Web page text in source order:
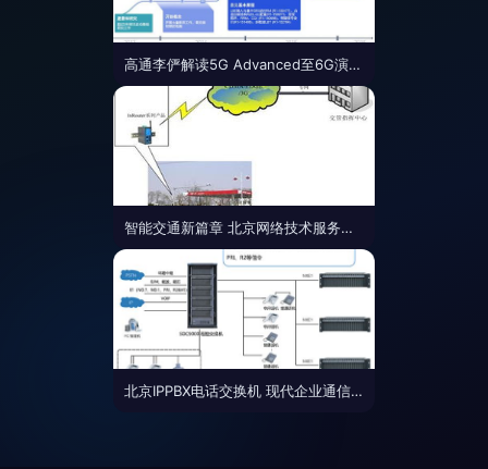
高通李俨解读5G Advanced至6G演进 面向未来的网络技术路线图
智能交通新篇章 北京网络技术服务赋能电子警察抓拍系统
北京IPPBX电话交换机 现代企业通信的核心解决方案